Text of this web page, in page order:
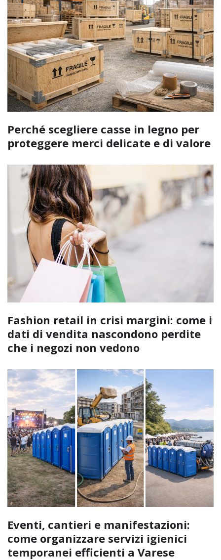
Perché scegliere casse in legno per
proteggere merci delicate e di valore
Fashion retail in crisi margini: come i
dati di vendita nascondono perdite
che i negozi non vedono
Eventi, cantieri e manifestazioni:
come organizzare servizi igienici
temporanei efficienti a Varese